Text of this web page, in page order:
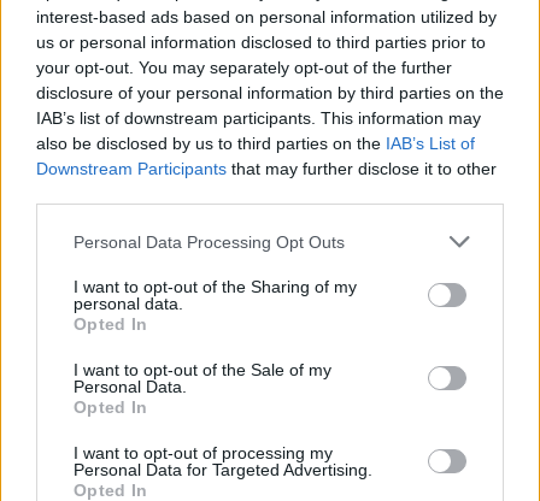
interest-based ads based on personal information utilized by
us or personal information disclosed to third parties prior to
your opt-out. You may separately opt-out of the further
disclosure of your personal information by third parties on the
IAB’s list of downstream participants. This information may
also be disclosed by us to third parties on the IAB’s List of
Downstream Participants that may further disclose it to other
Personal Data Processing Opt Outs
I want to opt-out of the Sharing of my
personal data.
Opted In
I want to opt-out of the Sale of my
Personal Data.
Opted In
I want to opt-out of processing my
Personal Data for Targeted Advertising.
Opted In